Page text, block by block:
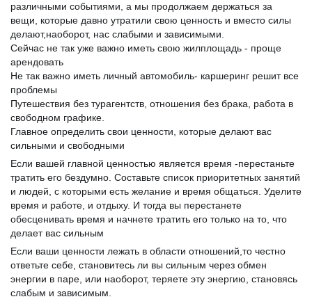
различными событиями, а мы продолжаем держаться за
вещи, которые давно утратили свою ценность и вместо силы
делают,наоборот, нас слабыми и зависимыми.
Сейчас не так уже важно иметь свою жилплощадь - проще
арендовать
Не так важно иметь личный автомобиль- каршеринг решит все
проблемы
Путешествия без турагентств, отношения без брака, работа в
свободном графике.
Главное определить свои ценности, которые делают вас
сильными и свободными
Если вашей главной ценностью является время -перестаньте
тратить его бездумно. Составьте список приоритетных занятий
и людей, с которыми есть желание и время общаться. Уделите
время и работе, и отдыху. И тогда вы перестанете
обесценивать время и начнете тратить его только на то, что
делает вас сильным
Если ваши ценности лежать в области отношений,то честно
ответьте себе, становитесь ли вы сильным через обмен
энергии в паре, или наоборот, теряете эту энергию, становясь
слабым и зависимым.